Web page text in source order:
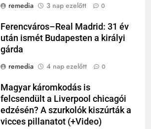
remedia
3 nap ezelőtt 0
Ferencváros–Real Madrid: 31 év
után ismét Budapesten a királyi
gárda
remedia
4 nap ezelőtt 0
Magyar káromkodás is
felcsendült a Liverpool chicagói
edzésén? A szurkolók kiszúrták a
vicces pillanatot (+Video)